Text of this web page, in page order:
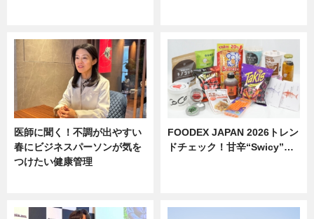
医師に聞く！不調が出やすい
春にビジネスパーソンが気を
つけたい健康管理
FOODEX JAPAN 2026トレン
ドチェック！甘辛“Swicy”…